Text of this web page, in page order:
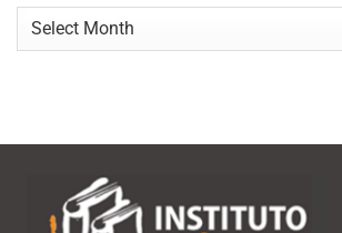
Navegar